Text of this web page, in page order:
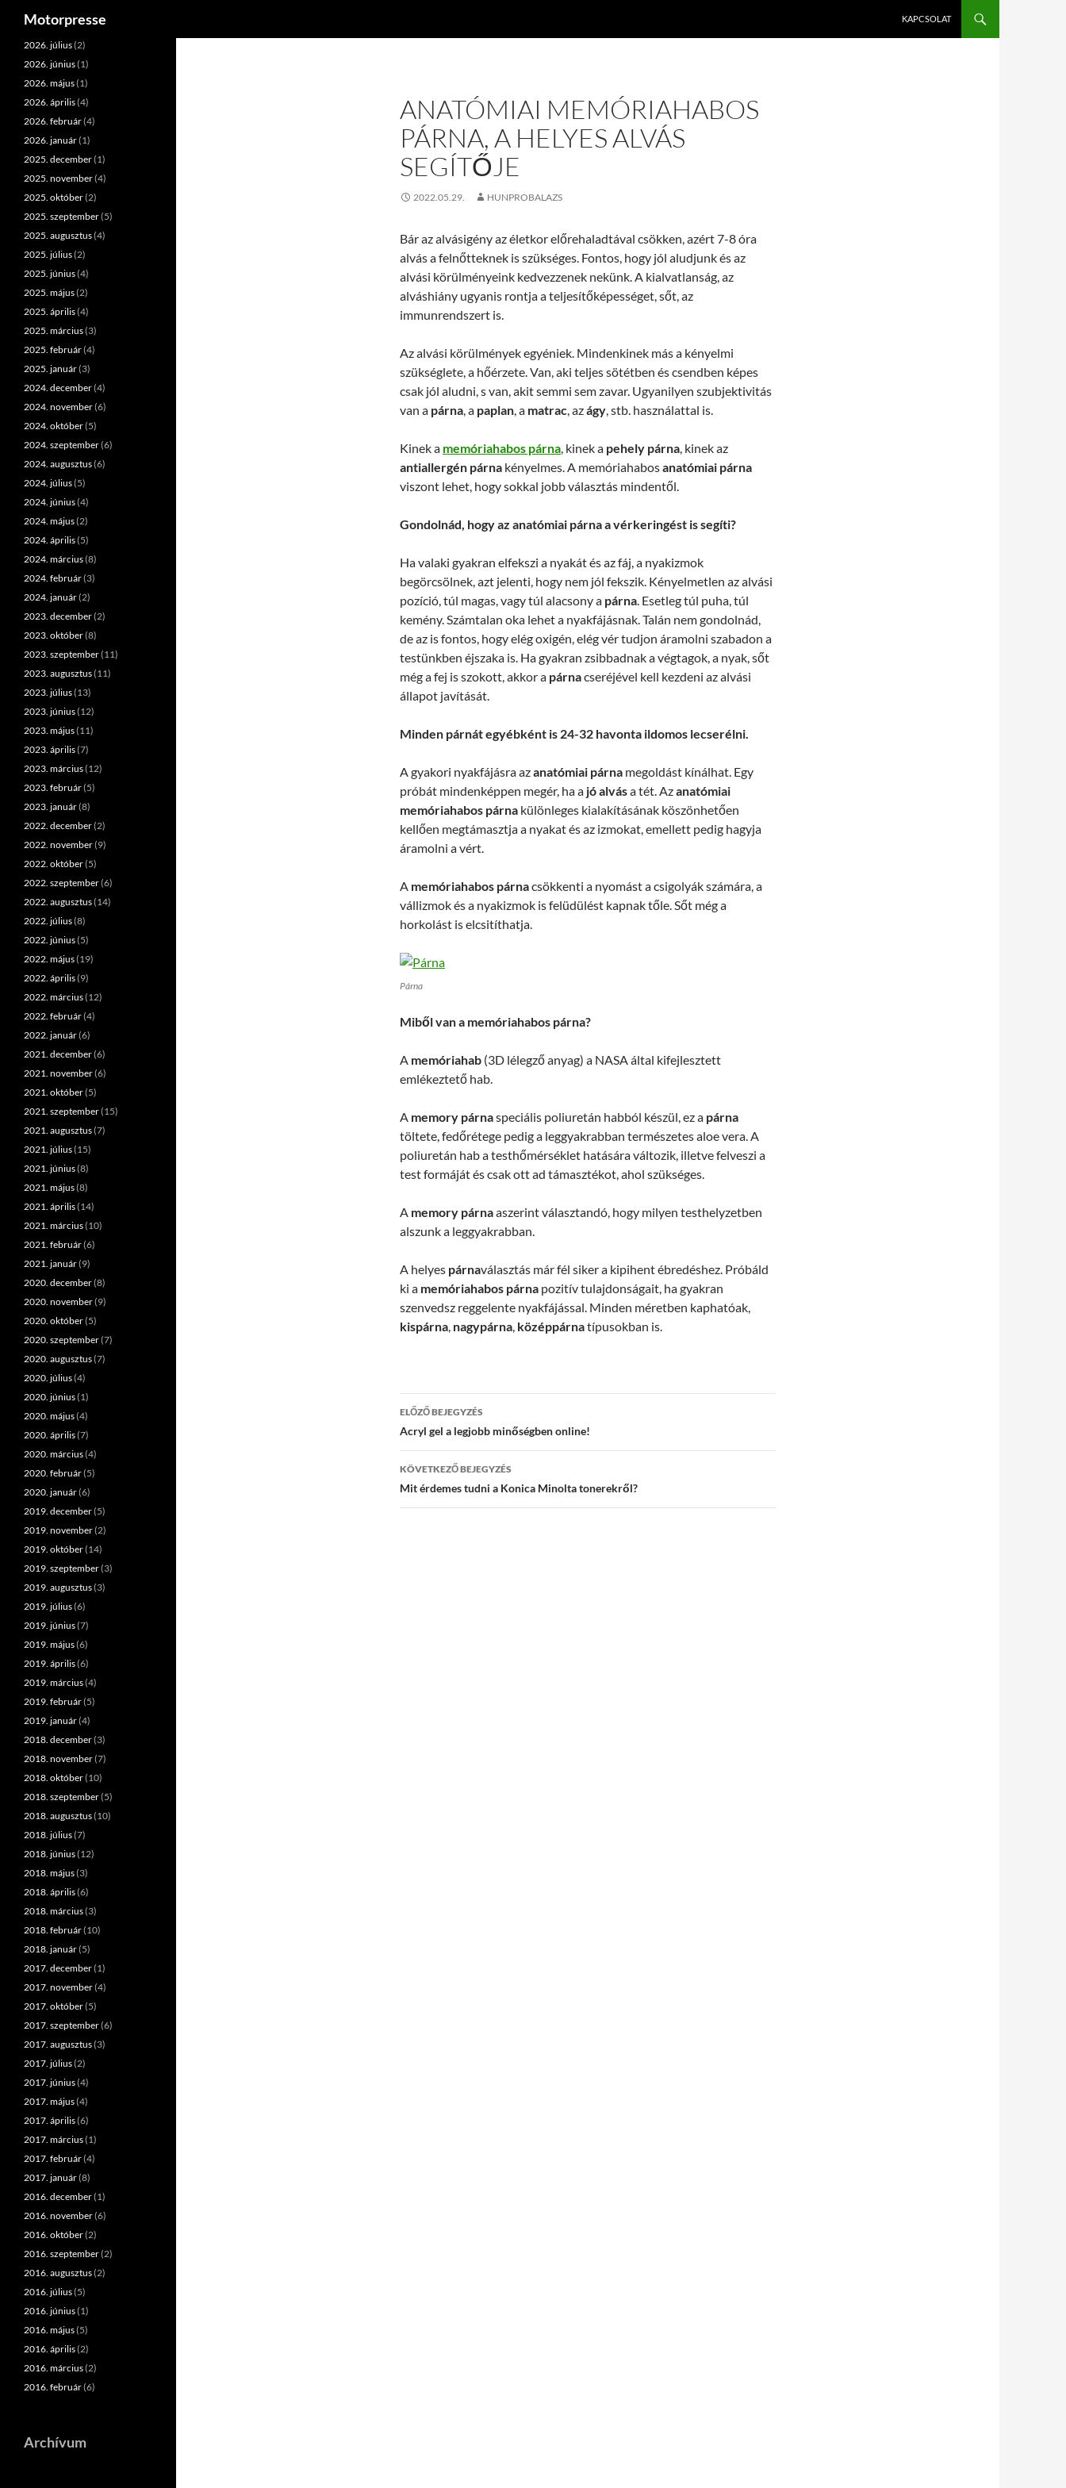
Kilépés
tartalomba
Motorpresse KAPCSOLAT
ANATÓMIAI MEMÓRIAHABOS
PÁRNA, A HELYES ALVÁS
SEGÍTŐJE
2022.05.29. HUNPROBALAZS
Bár az alvásigény az életkor előrehaladtával csökken, azért 7-8 óra
alvás a felnőtteknek is szükséges. Fontos, hogy jól aludjunk és az
alvási körülményeink kedvezzenek nekünk. A kialvatlanság, az
alváshiány ugyanis rontja a teljesítőképességet, sőt, az
immunrendszert is.
Az alvási körülmények egyéniek. Mindenkinek más a kényelmi
szükséglete, a hőérzete. Van, aki teljes sötétben és csendben képes
csak jól aludni, s van, akit semmi sem zavar. Ugyanilyen szubjektivitás
van a párna, a paplan, a matrac, azágy, stb. használattal is.
Kinek a memóriahabos párna, kinek a pehely párna, kinek az
antiallergén párna kényelmes. A memóriahabosanatómiai párna
viszont lehet, hogy sokkal jobb választás mindentől.
Gondolnád, hogy az anatómiai párna a vérkeringést is segíti?
Ha valaki gyakran elfekszi a nyakát és az fáj, a nyakizmok
begörcsölnek, azt jelenti, hogy nem jól fekszik. Kényelmetlen az alvási
pozíció, túl magas, vagy túl alacsony a párna. Esetleg túl puha, túl
kemény. Számtalan oka lehet a nyakfájásnak. Talán nem gondolnád,
de az is fontos, hogy elég oxigén, elég vér tudjon áramolni szabadon a
testünkben éjszaka is. Ha gyakran zsibbadnak a végtagok, a nyak, sőt
még a fej is szokott, akkor a párnacseréjével kell kezdeni az alvási
állapot javítását.
Minden párnát egyébként is 24-32 havonta ildomos lecserélni.
A gyakori nyakfájásra azanatómiai párna megoldást kínálhat. Egy
próbát mindenképpen megér, ha a jó alvása tét. Azanatómiai
memóriahabos párna különleges kialakításának köszönhetően
kellően megtámasztja a nyakat és az izmokat, emellett pedig hagyja
áramolni a vért.
A memóriahabos párnacsökkenti a nyomást a csigolyák számára, a
vállizmok és a nyakizmok is felüdülést kapnak tőle. Sőt még a
horkolást is elcsitíthatja.
Párna
Miből van a memóriahabos párna?
A memóriahab (3D lélegző anyag) a NASA által kifejlesztett
emlékeztető hab.
A memory párnaspeciális poliuretán habból készül, ez a párna
töltete, fedőrétege pedig a leggyakrabban természetes aloe vera. A
poliuretán hab a testhőmérséklet hatására változik, illetve felveszi a
test formáját és csak ott ad támasztékot, ahol szükséges.
A memory párnaaszerint választandó, hogy milyen testhelyzetben
alszunk a leggyakrabban.
A helyes párnaválasztás már fél siker a kipihent ébredéshez. Próbáld
ki a memóriahabos párna pozitív tulajdonságait, ha gyakran
szenvedsz reggelente nyakfájással. Minden méretben kaphatóak,
kispárna, nagypárna, középpárnatípusokban is.
Bejegyzés
navigáció
ELŐZŐ BEJEGYZÉS
Acryl gel a legjobb minőségben online!
KÖVETKEZŐ BEJEGYZÉS
Mit érdemes tudni a Konica Minolta tonerekről?
2026. július(2)
2026. június(1)
2026. május(1)
2026. április(4)
2026. február(4)
2026. január(1)
2025. december(1)
2025. november(4)
2025. október(2)
2025. szeptember(5)
2025. augusztus(4)
2025. július(2)
2025. június(4)
2025. május(2)
2025. április(4)
2025. március(3)
2025. február(4)
2025. január(3)
2024. december(4)
2024. november(6)
2024. október(5)
2024. szeptember(6)
2024. augusztus(6)
2024. július(5)
2024. június(4)
2024. május(2)
2024. április(5)
2024. március(8)
2024. február(3)
2024. január(2)
2023. december(2)
2023. október(8)
2023. szeptember(11)
2023. augusztus(11)
2023. július(13)
2023. június(12)
2023. május(11)
2023. április(7)
2023. március(12)
2023. február(5)
2023. január(8)
2022. december(2)
2022. november(9)
2022. október(5)
2022. szeptember(6)
2022. augusztus(14)
2022. július(8)
2022. június(5)
2022. május(19)
2022. április(9)
2022. március(12)
2022. február(4)
2022. január(6)
2021. december(6)
2021. november(6)
2021. október(5)
2021. szeptember(15)
2021. augusztus(7)
2021. július(15)
2021. június(8)
2021. május(8)
2021. április(14)
2021. március(10)
2021. február(6)
2021. január(9)
2020. december(8)
2020. november(9)
2020. október(5)
2020. szeptember(7)
2020. augusztus(7)
2020. július(4)
2020. június(1)
2020. május(4)
2020. április(7)
2020. március(4)
2020. február(5)
2020. január(6)
2019. december(5)
2019. november(2)
2019. október(14)
2019. szeptember(3)
2019. augusztus(3)
2019. július(6)
2019. június(7)
2019. május(6)
2019. április(6)
2019. március(4)
2019. február(5)
2019. január(4)
2018. december(3)
2018. november(7)
2018. október(10)
2018. szeptember(5)
2018. augusztus(10)
2018. július(7)
2018. június(12)
2018. május(3)
2018. április(6)
2018. március(3)
2018. február(10)
2018. január(5)
2017. december(1)
2017. november(4)
2017. október(5)
2017. szeptember(6)
2017. augusztus(3)
2017. július(2)
2017. június(4)
2017. május(4)
2017. április(6)
2017. március(1)
2017. február(4)
2017. január(8)
2016. december(1)
2016. november(6)
2016. október(2)
2016. szeptember(2)
2016. augusztus(2)
2016. július(5)
2016. június(1)
2016. május(5)
2016. április(2)
2016. március(2)
2016. február(6)
Archívum